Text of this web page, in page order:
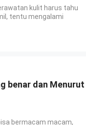
kulit harus tahu
tentu mengalami
benar dan Menurut
bermacam macam,